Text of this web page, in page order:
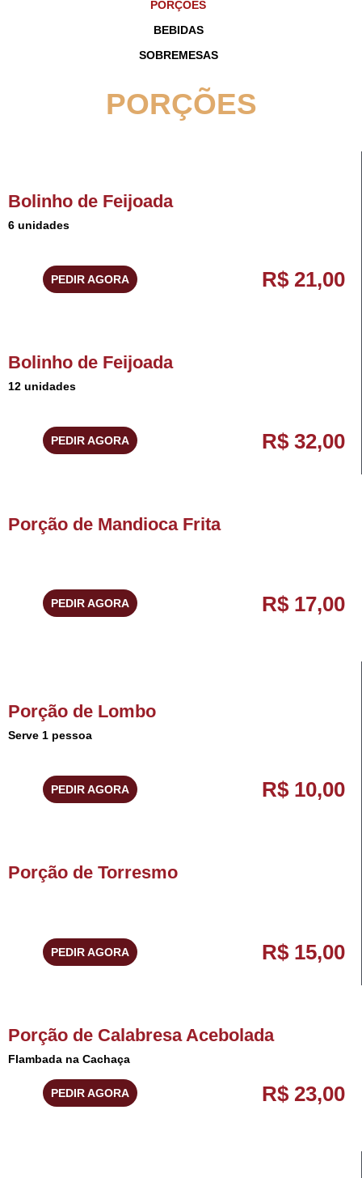
PORÇÕES
BEBIDAS
SOBREMESAS
PORÇÕES
Bolinho de Feijoada
6 unidades
PEDIR AGORA R$ 21,00
Bolinho de Feijoada
12 unidades
PEDIR AGORA R$ 32,00
Porção de Mandioca Frita
PEDIR AGORA R$ 17,00
Porção de Lombo
Serve 1 pessoa
PEDIR AGORA R$ 10,00
Porção de Torresmo
PEDIR AGORA R$ 15,00
Porção de Calabresa Acebolada
Flambada na Cachaça
PEDIR AGORA R$ 23,00